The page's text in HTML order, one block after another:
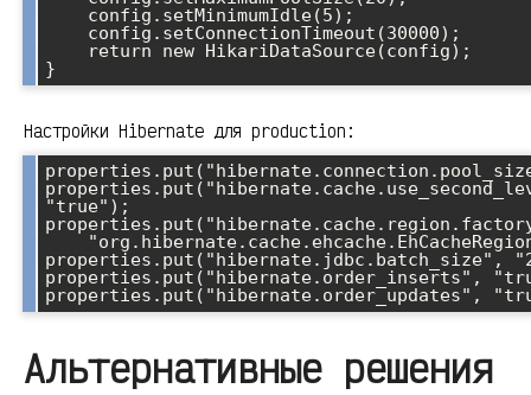
}
Настройки Hibernate для production:
"true");
properties.put("hibernate.jdbc.batch_size",
properties.put("hibernate.order_inserts",
properties.put("hibernate.order_updates",
Альтернативные решения